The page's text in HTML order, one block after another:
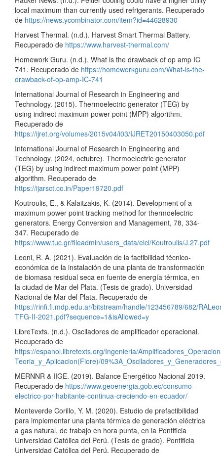
local maximum than currently used refrigerants. Recuperado
de https://news.ycombinator.com/item?id=44628930
Harvest Thermal. (n.d.). Harvest Smart Thermal Battery.
Recuperado de https://www.harvest-thermal.com/
Homework Guru. (n.d.). What is the drawback of op amp IC
741. Recuperado de https://homeworkguru.com/What-is-the-
drawback-of-op-amp-IC-741
International Journal of Research in Engineering and
Technology. (2015). Thermoelectric generator (TEG) by
using indirect maximum power point (MPP) algorithm.
Recuperado de
https://ijret.org/volumes/2015v04/i03/IJRET20150403050.pdf
International Journal of Research in Engineering and
Technology. (2024, octubre). Thermoelectric generator
(TEG) by using indirect maximum power point (MPP)
algorithm. Recuperado de
https://ijarsct.co.in/Paper19720.pdf
Koutroulis, E., & Kalaitzakis, K. (2014). Development of a
maximum power point tracking method for thermoelectric
generators. Energy Conversion and Management, 78, 334-
347. Recuperado de
https://www.tuc.gr/fileadmin/users_data/elci/Koutroulis/J.27.pdf
Leoni, R. A. (2021). Evaluación de la factibilidad técnico-
económica de la instalación de una planta de transformación
de biomasa residual seca en fuente de energía térmica, en
la ciudad de Mar del Plata. (Tesis de grado). Universidad
Nacional de Mar del Plata. Recuperado de
https://rinfi.fi.mdp.edu.ar/bitstream/handle/123456789/682/
TFG-II-2021.pdf?sequence=1&isAllowed=y
LibreTexts. (n.d.). Osciladores de amplificador operacional.
Recuperado de
https://espanol.libretexts.org/Ingenieria/
Teoria_y_Aplicacion(Fiore)/
MERNNR & IIGE. (2019). Balance Energético Nacional 2019.
Recuperado de https://www.geoenergia.gob.ec/consumo-
electrico-por-habitante-continua-creciendo-en-ecuador/
Monteverde Corillo, Y. M. (2020). Estudio de prefactibilidad
para implementar una planta térmica de generación eléctrica
a gas natural, de trabajo en hora punta, en la Pontificia
Universidad Católica del Perú. (Tesis de grado). Pontificia
Universidad Católica del Perú. Recuperado de